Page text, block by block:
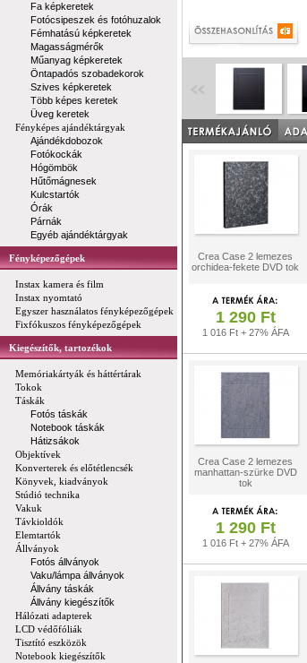
Fa képkeretek
Fotócsipeszek és fotóhuzalok
Fémhatású képkeretek
Magasságmérők
Műanyag képkeretek
Öntapadós szobadekorok
Szives képkeretek
Több képes keretek
Üveg keretek
Fényképes ajándéktárgyak
Ajándékdobozok
Fotókockák
Hógömbök
Hűtőmágnesek
Kulcstartók
Órák
Párnák
Egyéb ajándéktárgyak
Fényképezőgépek
Instax kamera és film
Instax nyomtató
Egyszer használatos fényképezőgépek
Fixfókuszos fényképezőgépek
Kiegészítők, tartozékok
Memóriakártyák és háttértárak
Tokok
Táskák
Fotós táskák
Notebook táskák
Hátizsákok
Objektívek
Konverterek és előtétlencsék
Könyvek, kiadványok
Stúdió technika
Vakuk
Távkioldók
Elemtartók
Állványok
Fotós állványok
Vaku/lámpa állványok
Állvány táskák
Állvány kiegészítők
Hálózati adapterek
LCD védőfóliák
Tisztító eszközök
Notebook kiegészítők
Crea Case 2 lemezes
orchidea-fekete DVD tok
1 290 Ft
1 016 Ft + 27% ÁFA
Crea Case 2 lemezes
manhattan-szürke DVD
tok
1 290 Ft
1 016 Ft + 27% ÁFA